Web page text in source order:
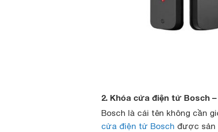
2. Khóa cửa điện tử Bosch
Bosch là cái tên không cần
cửa điện tử Bosch được sản